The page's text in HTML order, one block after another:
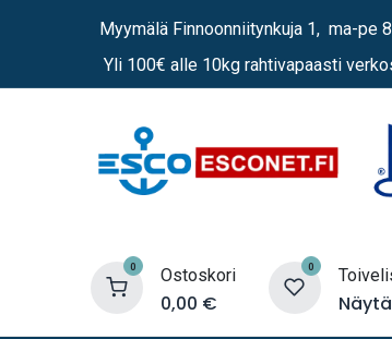
Myymälä Finnoonniitynkuja 1, ma-pe
Yli 100€ alle 10kg rahtivapaasti
0 Ostoskori
0,00 €
0